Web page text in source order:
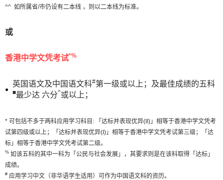
^^ 如所属省/市仍设有二本线 ，则以二本线为标准。
或
香港中学文凭考试*%
英国语文及中国语文科#第一级或以上；及最佳成绩的五科
■最少达 六分^或以上；
* 可包括不多于两科应用学习科目: 「达标并表现优异(II)」相等于香港中学文凭考
试第四级或以上；「达标并表现优异(I)」相等于香港中学文凭考试第三级；「达
标」相等于香港中学文凭考试第二级。
% 如该五科的其中一科为「公民与社会发展」，其要求则是在该科取得「达标」
成绩。
# 应用学习中文（非华语学生适用）可作为中国语文科的资历。